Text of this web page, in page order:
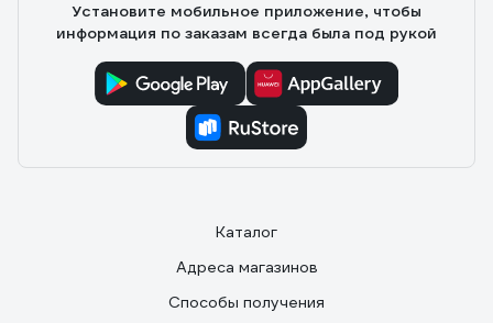
Установите мобильное приложение, чтобы
информация по заказам всегда была под рукой
Каталог
Адреса магазинов
Способы получения